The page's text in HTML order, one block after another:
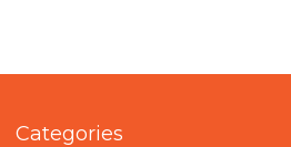
Categories